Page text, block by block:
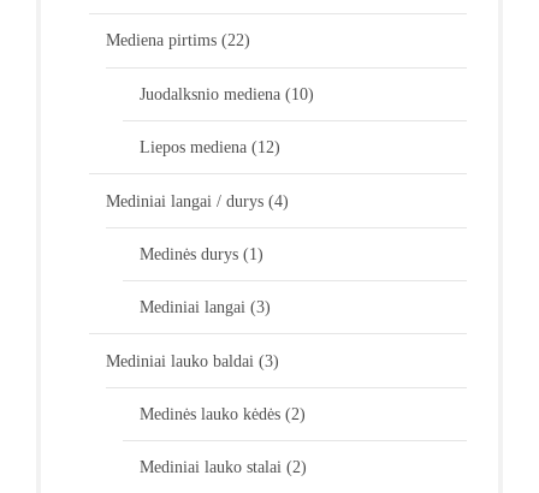
Mediena pirtims (22)
Juodalksnio mediena (10)
Liepos mediena (12)
Mediniai langai / durys (4)
Medinės durys (1)
Mediniai langai (3)
Mediniai lauko baldai (3)
Medinės lauko kėdės (2)
Mediniai lauko stalai (2)